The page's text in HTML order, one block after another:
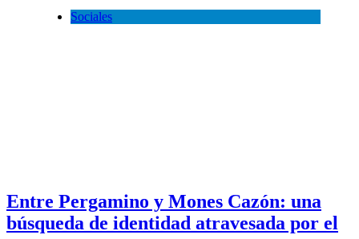
Sociales
Entre Pergamino y Mones Cazón: una
búsqueda de identidad atravesada por el